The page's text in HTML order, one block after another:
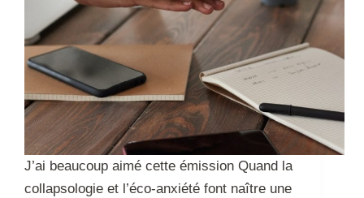
J’ai beaucoup aimé cette émission Quand la
collapsologie et l’éco-anxiété font naître une